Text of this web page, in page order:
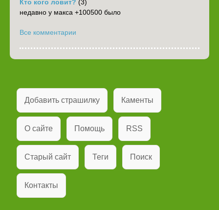
Кто кого ловит? (3)
недавно у макса +100500 было
Все комментарии
Добавить страшилку Каменты
О сайте Помощь RSS
Старый сайт Теги Поиск
Контакты